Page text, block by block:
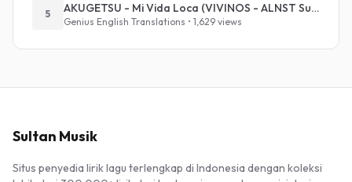
5 AKUGETSU - Mi Vida Loca (VIVINOS - ALNST Sub : Till Part.1)
Genius English Translations • 1,629 views
Sultan Musik
Situs penyedia lirik lagu terlengkap di Indonesia dengan koleksi